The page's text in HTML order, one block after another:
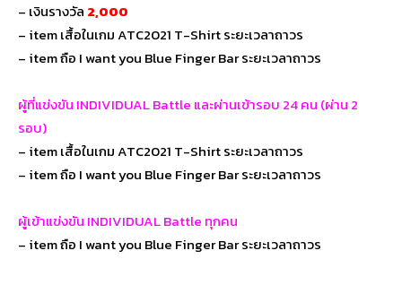
– เงินรางวัล 2,000
– item เสื้อในเกม ATC2021 T-Shirt ระยะเวลาถาวร
– item ถือ I want you Blue Finger Bar ระยะเวลาถาวร
ผู้ที่แข่งขัน INDIVIDUAL Battle และผ่านเข้ารอบ 24 คน (ผ่าน 2
รอบ)
– item เสื้อในเกม ATC2021 T-Shirt ระยะเวลาถาวร
– item ถือ I want you Blue Finger Bar ระยะเวลาถาวร
ผู้เข้าแข่งขัน INDIVIDUAL Battle ทุกคน
– item ถือ I want you Blue Finger Bar ระยะเวลาถาวร